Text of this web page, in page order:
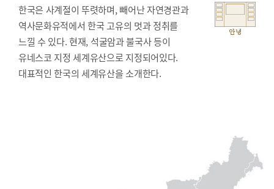
한국은 사계절이 뚜렷하며, 빼어난 자연경관과
역사문화유적에서 한국 고유의 멋과 정취를
느낄 수 있다. 현재, 석굴암과 불국사 등이
유네스코 지정 세계유산으로 지정되어있다.
대표적인 한국의 세계유산을 소개한다.
안녕